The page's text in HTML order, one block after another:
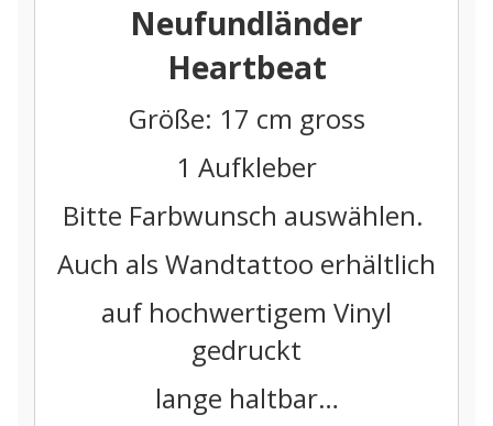
Neufundländer
Heartbeat
Größe: 17 cm gross
1 Aufkleber
Bitte Farbwunsch auswählen.
Auch als Wandtattoo erhältlich
auf hochwertigem Vinyl
gedruckt
lange haltbar…